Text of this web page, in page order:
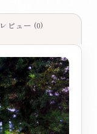
レビュー (0)